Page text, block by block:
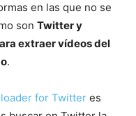
en las que no se
son Twitter y
extraer vídeos del
.
for Twitter es